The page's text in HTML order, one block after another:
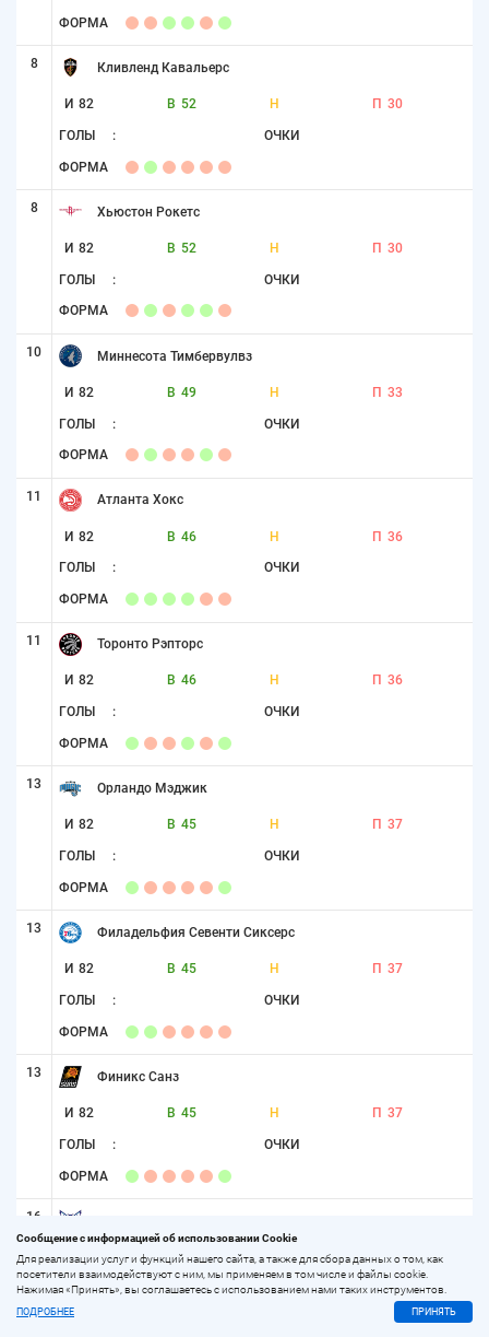
ФОРМА
8 Кливленд Кавальерс
И 82 В 52 Н П 30
ГОЛЫ : ОЧКИ
ФОРМА
8 Хьюстон Рокетс
И 82 В 52 Н П 30
ГОЛЫ : ОЧКИ
ФОРМА
10 Миннесота Тимбервулвз
И 82 В 49 Н П 33
ГОЛЫ : ОЧКИ
ФОРМА
11 Атланта Хокс
И 82 В 46 Н П 36
ГОЛЫ : ОЧКИ
ФОРМА
11 Торонто Рэпторс
И 82 В 46 Н П 36
ГОЛЫ : ОЧКИ
ФОРМА
13 Орландо Мэджик
И 82 В 45 Н П 37
ГОЛЫ : ОЧКИ
ФОРМА
13 Филадельфия Севенти Сиксерс
И 82 В 45 Н П 37
ГОЛЫ : ОЧКИ
ФОРМА
13 Финикс Санз
И 82 В 45 Н П 37
ГОЛЫ : ОЧКИ
ФОРМА
16
И 82 В 44 Н П 38
ГОЛЫ : ОЧКИ
ФОРМА
Сообщение с информацией об использовании Cookie
Для реализации услуг и функций нашего сайта, а также для сбора данных о том, как
посетители взаимодействуют с ним, мы применяем в том числе и файлы cookie.
Нажимая «Принять», вы соглашаетесь с использованием нами таких инструментов.
ПОДРОБНЕЕ ПРИНЯТЬ